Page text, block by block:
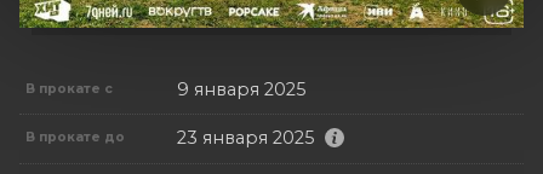
В прокате с 9 января 2025
В прокате до 23 января 2025